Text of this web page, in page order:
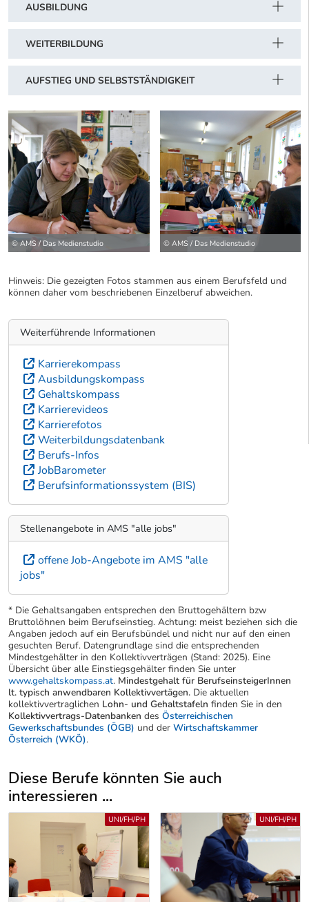
AUSBILDUNG
WEITERBILDUNG
AUFSTIEG UND SELBSTSTÄNDIGKEIT
© AMS / Das Medienstudio © AMS / Das Medienstudio
Hinweis: Die gezeigten Fotos stammen aus einem Berufsfeld und
können daher vom beschriebenen Einzelberuf abweichen.
Weiterführende Informationen
Karrierekompass
Ausbildungskompass
Gehaltskompass
Karrierevideos
Karrierefotos
Weiterbildungsdatenbank
Berufs-Infos
JobBarometer
Berufsinformationssystem (BIS)
Stellenangebote in AMS "alle jobs"
offene Job-Angebote im AMS "alle
jobs"
* Die Gehaltsangaben entsprechen den Bruttogehältern bzw
Bruttolöhnen beim Berufseinstieg. Achtung: meist beziehen sich die
Angaben jedoch auf ein Berufsbündel und nicht nur auf den einen
gesuchten Beruf. Datengrundlage sind die entsprechenden
Mindestgehälter in den Kollektivverträgen (Stand: 2025). Eine
Übersicht über alle Einstiegsgehälter finden Sie unter
www.gehaltskompass.at. Mindestgehalt für BerufseinsteigerInnen
lt. typisch anwendbaren Kollektivvertägen. Die aktuellen
kollektivvertraglichen Lohn- und Gehaltstafeln finden Sie in den
Kollektivvertrags-Datenbanken des Österreichischen
Gewerkschaftsbundes (ÖGB) und der Wirtschaftskammer
Österreich (WKÖ).
Diese Berufe könnten Sie auch
interessieren ...
Uber weitere Berufsvorschläge
UNI/FH/PH UNI/FH/PH